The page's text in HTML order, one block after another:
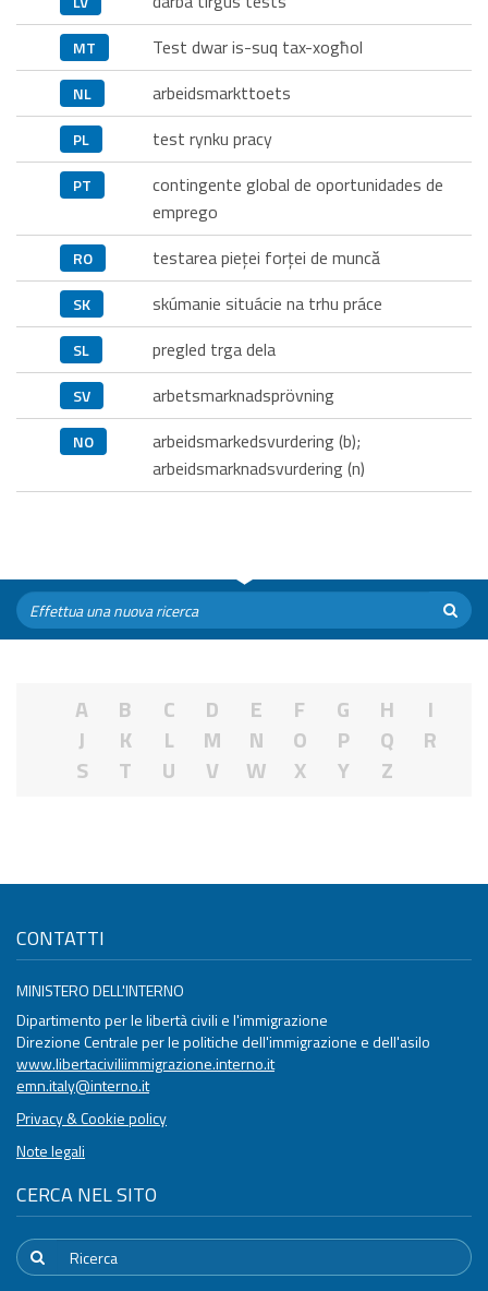
MT Test dwar is-suq tax-xogħol
NL arbeidsmarkttoets
PL test rynku pracy
PT
contingente global de oportunidades de
emprego
RO testarea pieţei forţei de muncă
SK skúmanie situácie na trhu práce
SL pregled trga dela
SV arbetsmarknadsprövning
NO
arbeidsmarkedsvurdering (b);
arbeidsmarknadsvurdering (n)
A B C D E F G H
I
J
K L M N O P Q
R
S
T U V W X Y Z
CONTATTI
MINISTERO DELL'INTERNO
Dipartimento per le libertà civili e l'immigrazione
Direzione Centrale per le politiche dell'immigrazione e dell'asilo
www.libertaciviliimmigrazione.interno.it
emn.italy@interno.it
Privacy & Cookie policy
Note legali
CERCA NEL SITO